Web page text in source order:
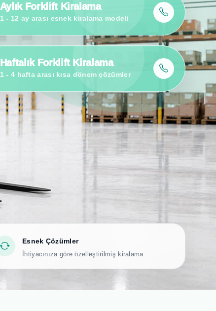
Aylık Forklift Kiralama
1 - 12 ay arası esnek kiralama modeli
Haftalık Forklift Kiralama
1 - 4 hafta arası kısa dönem çözümler
Esnek Çözümler
İhtiyacınıza göre özelleştirilmiş kiralama